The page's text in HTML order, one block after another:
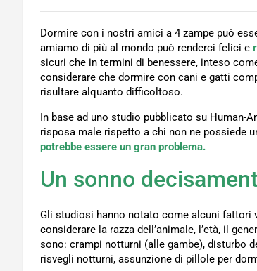
Dormire con i nostri amici a 4 zampe può
amiamo di più al mondo può renderci felici e
sicuri che in termini di benessere, inteso
considerare che dormire con cani e gatti
risultare alquanto difficoltoso.
In base ad uno studio pubblicato su Human-
risposa male rispetto a chi non ne possiede
potrebbe essere un gran problema.
Un sonno
Gli studiosi hanno notato come alcuni fattori
considerare la razza dell’animale, l’età, il
sono: crampi notturni (alle gambe), disturbo
risvegli notturni, assunzione di pillole per